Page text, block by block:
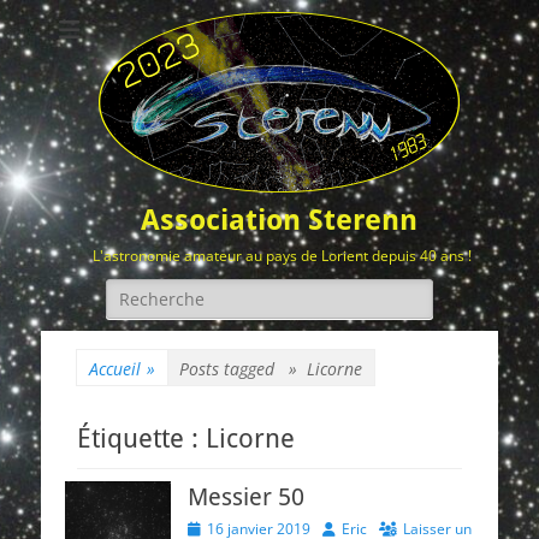
Association Sterenn
L'astronomie amateur au pays de Lorient depuis 40 ans !
Rechercher :
Accueil » Posts tagged » Licorne
Étiquette : Licorne
Messier 50
Posted16 janvier 2019 Author
Eric
Laisser un